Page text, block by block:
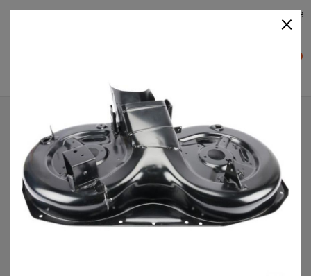
Plateaudecoupe.com : Trouver facilement le plateau de
Accueil
Plateau de coupe
Plateau de coupe 92 cm 3825640751 pour CM 7113 H
(2008)
×